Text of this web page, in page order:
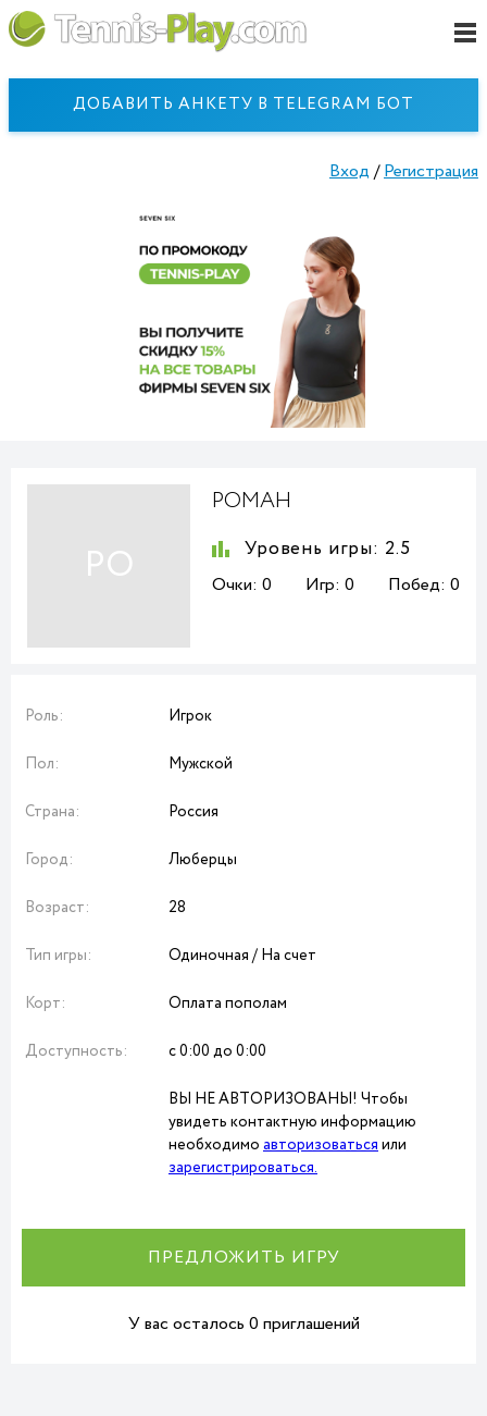
ДОБАВИТЬ АНКЕТУ В TELEGRAM БОТ
Вход /Регистрация
РО
РОМАН
Уровень игры: 2.5
Очки: 0 Игр: 0 Побед: 0
Роль: Игрок
Пол: Мужской
Страна: Россия
Город: Люберцы
Возраст: 28
Тип игры: Одиночная / На счет
Корт: Оплата пополам
Доступность: с 0:00 до 0:00
ВЫ НЕ АВТОРИЗОВАНЫ! Чтобы
увидеть контактную информацию
необходимо авторизоватьсяили
зарегистрироваться.
ПРЕДЛОЖИТЬ ИГРУ
У вас осталось 0 приглашений